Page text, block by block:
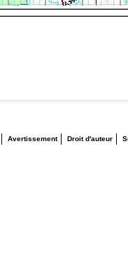
Avertissement Droit d'auteur